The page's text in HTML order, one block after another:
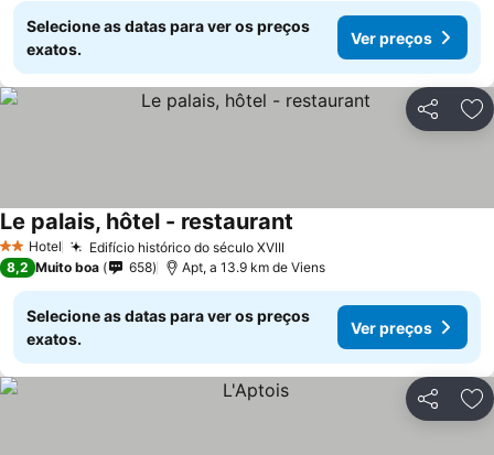
Selecione as datas para ver os preços
exatos.
Ver preços
Partilhar
2 Estrelas
Hotel Edifício histórico do século XVIII
Le palais, hôtel - restaurant
8,2 Muito boa 658 Apt, a 13.9 km de Viens
Selecione as datas para ver os preços
exatos.
Ver preços
Partilhar